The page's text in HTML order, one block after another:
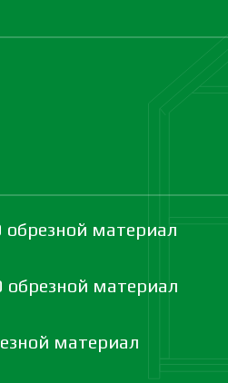
материал
обрезной материал
материал